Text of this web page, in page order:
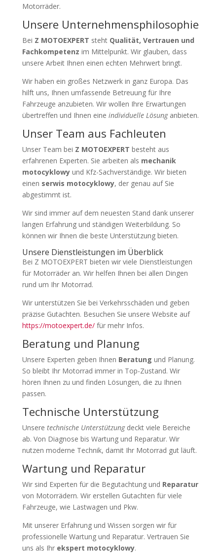
Motorräder.
Unsere Unternehmensphilosophie
Bei Z MOTOEXPERT steht Qualität, Vertrauen und
Fachkompetenz im Mittelpunkt. Wir glauben, dass
unsere Arbeit Ihnen einen echten Mehrwert bringt.
Wir haben ein großes Netzwerk in ganz Europa. Das
hilft uns, Ihnen umfassende Betreuung für Ihre
Fahrzeuge anzubieten. Wir wollen Ihre Erwartungen
übertreffen und Ihnen eine individuelle Lösunganbieten.
Unser Team aus Fachleuten
Unser Team bei Z MOTOEXPERT besteht aus
erfahrenen Experten. Sie arbeiten als mechanik
motocyklowyund Kfz-Sachverständige. Wir bieten
einen serwis motocyklowy, der genau auf Sie
abgestimmt ist.
Wir sind immer auf dem neuesten Stand dank unserer
langen Erfahrung und ständigen Weiterbildung. So
können wir Ihnen die beste Unterstützung bieten.
Unsere Dienstleistungen im Überblick
Bei Z MOTOEXPERT bieten wir viele Dienstleistungen
für Motorräder an. Wir helfen Ihnen bei allen Dingen
rund um Ihr Motorrad.
Wir unterstützen Sie bei Verkehrsschäden und geben
präzise Gutachten. Besuchen Sie unsere Website auf
https://motoexpert.de/für mehr Infos.
Beratung und Planung
Unsere Experten geben Ihnen Beratung und Planung.
So bleibt Ihr Motorrad immer in Top-Zustand. Wir
hören Ihnen zu und finden Lösungen, die zu Ihnen
passen.
Technische Unterstützung
Unsere technische Unterstützungdeckt viele Bereiche
ab. Von Diagnose bis Wartung und Reparatur. Wir
nutzen moderne Technik, damit Ihr Motorrad gut läuft.
Wartung und Reparatur
Wir sind Experten für die Begutachtung und Reparatur
von Motorrädern. Wir erstellen Gutachten für viele
Fahrzeuge, wie Lastwagen und Pkw.
Mit unserer Erfahrung und Wissen sorgen wir für
professionelle Wartung und Reparatur. Vertrauen Sie
uns als Ihr ekspert motocyklowy.